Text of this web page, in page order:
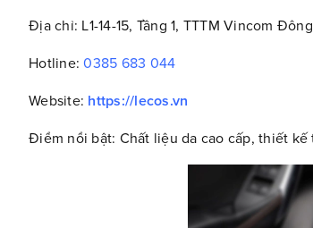
Địa chỉ: L1-14-15, Tầng 1, TTTM Vincom
Hotline:0385 683 044
Website: https://lecos.vn
Điểm nổi bật: Chất liệu da cao cấp, thiết